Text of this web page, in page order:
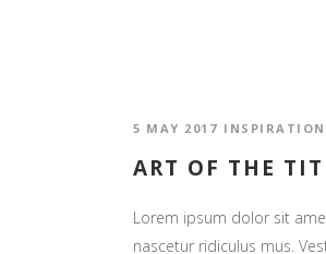
5 MAY 2017 INSPIRATION
ART OF THE
Lorem ipsum dolor sit
nascetur ridiculus mus.